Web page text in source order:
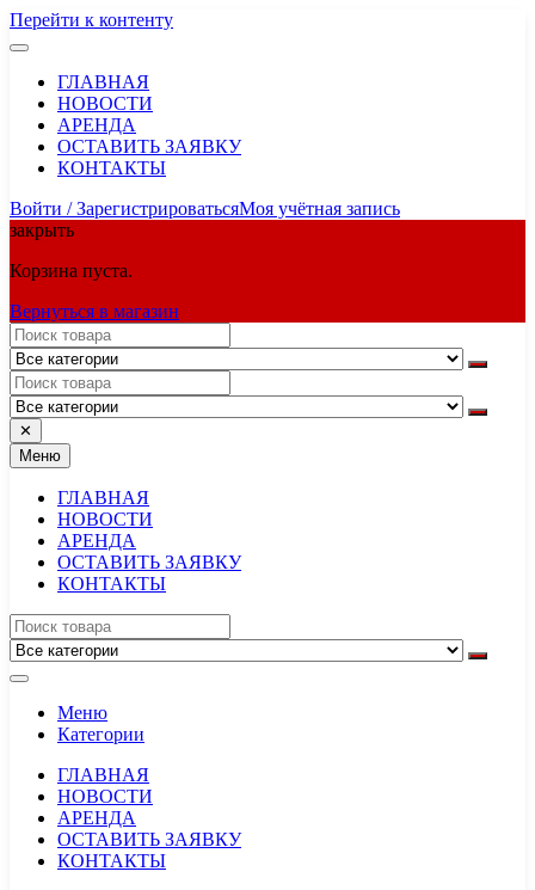
Перейти к контенту
ГЛАВНАЯ
НОВОСТИ
АРЕНДА
ОСТАВИТЬ ЗАЯВКУ
КОНТАКТЫ
Войти / ЗарегистрироватьсяМоя учётная запись
закрыть
Корзина пуста.
Вернуться в магазин
✕
Меню
ГЛАВНАЯ
НОВОСТИ
АРЕНДА
ОСТАВИТЬ ЗАЯВКУ
КОНТАКТЫ
Меню
Категории
ГЛАВНАЯ
НОВОСТИ
АРЕНДА
ОСТАВИТЬ ЗАЯВКУ
КОНТАКТЫ